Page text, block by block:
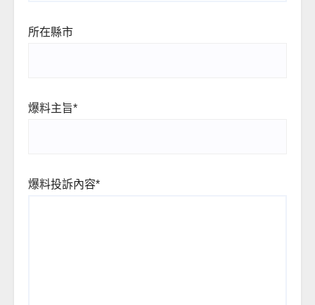
所在縣市
爆料主旨*
爆料投訴內容*